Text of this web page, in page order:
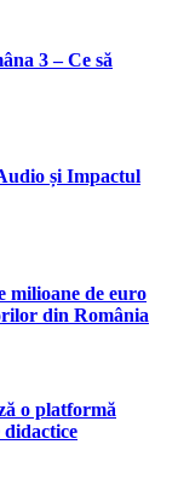
3 – Ce să
și Impactul
milioane de euro
din România
o platformă
didactice